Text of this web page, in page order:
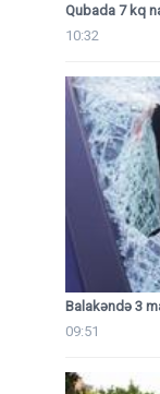
Qubada 7 kq
10:32
Balakəndə 3
09:51